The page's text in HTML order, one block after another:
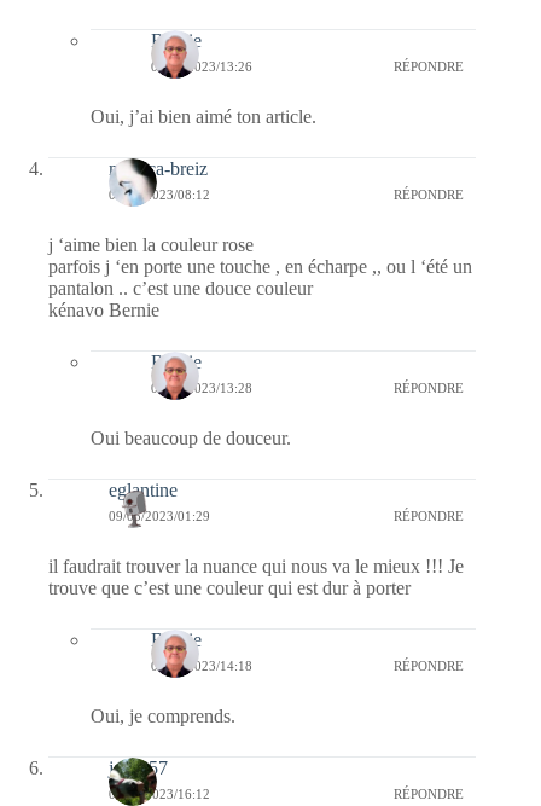
Bernie
09/05/2023/13:26 RÉPONDRE
Oui, j’ai bien aimé ton article.
monica-breiz
09/05/2023/08:12 RÉPONDRE
j ‘aime bien la couleur rose
parfois j ‘en porte une touche , en écharpe ,, ou l ‘été un
pantalon .. c’est une douce couleur
kénavo Bernie
Bernie
09/05/2023/13:28 RÉPONDRE
Oui beaucoup de douceur.
eglantine
09/05/2023/01:29 RÉPONDRE
il faudrait trouver la nuance qui nous va le mieux !!! Je
trouve que c’est une couleur qui est dur à porter
Bernie
09/05/2023/14:18 RÉPONDRE
Oui, je comprends.
jazzy57
08/05/2023/16:12 RÉPONDRE